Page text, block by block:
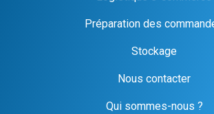
Préparation des
Stockage
Nous contacter
Qui sommes-nous ?